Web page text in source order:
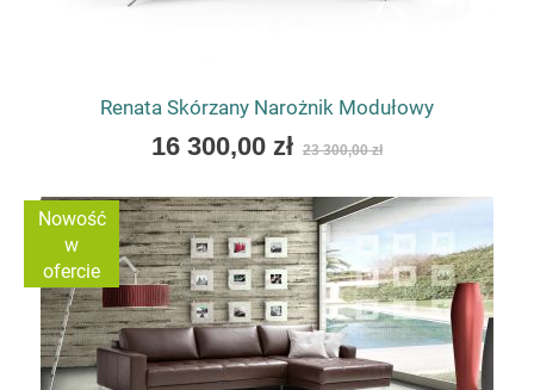
Renata Skórzany Narożnik Modułowy
As
as
16 300,00 zł 23 300,00 zł
Nowość
w
ofercie